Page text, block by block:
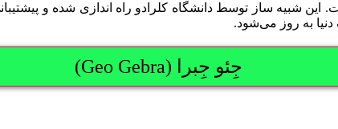
به روز می‌شود.
جِئو جِبرا (Geo Gebra)